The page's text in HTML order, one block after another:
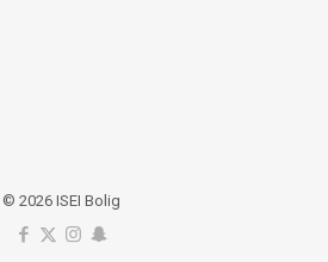
© 2026 ISEI Bolig